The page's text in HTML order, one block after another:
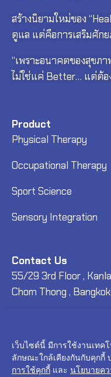
เว็บไซต์นี้ มีการใช้งานเทค
ลักษณะใกล้เคียงกันกับคุกกี้
การใช้คุกกี้ และ นโยบายค
สร้างนิยามใหม่ของ
ดูแล แต่คือการเสริมศัก
“เพราะอนาคตของสุขภ
ไม่ใช่แค่ Better… แต่ต้อ
Product
Physical Therapy
Occupational Therapy
Sport Science
Sensory Integration
Contact Us
55/29 3rd Floor ,
Chom Thong ,
+66(0)-0000-0000